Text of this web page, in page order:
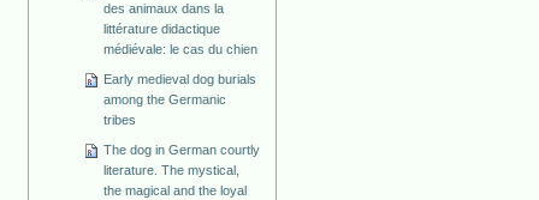
des animaux dans la
littérature didactique
médiévale: le cas du chien
Early medieval dog burials
among the Germanic
tribes
The dog in German courtly
literature. The mystical,
the magical and the loyal